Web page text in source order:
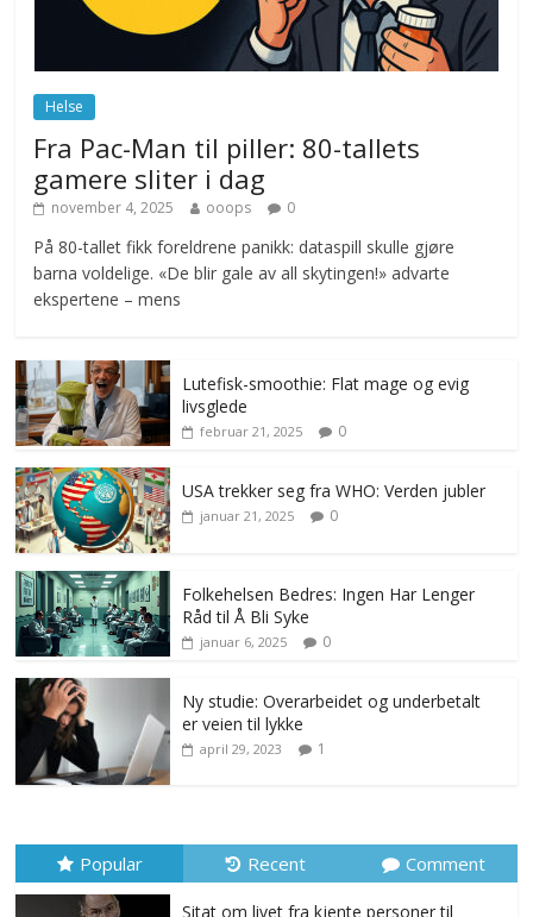
Norge innfører nullvisjon for nedbør
juni 23, 2026 No Comments
Helse
Fra Pac-Man til piller: 80-tallets
gamere sliter i dag
november 4, 2025 ooops 0
På 80-tallet fikk foreldrene panikk: dataspill skulle gjøre
barna voldelige. «De blir gale av all skytingen!» advarte
ekspertene – mens
Lutefisk-smoothie: Flat mage og evig
livsglede
februar 21, 2025 0
USA trekker seg fra WHO: Verden jubler
januar 21, 2025 0
Folkehelsen Bedres: Ingen Har Lenger
Råd til Å Bli Syke
januar 6, 2025 0
Ny studie: Overarbeidet og underbetalt
er veien til lykke
april 29, 2023 1
Popular Recent Comment
Sitat om livet fra kjente personer til